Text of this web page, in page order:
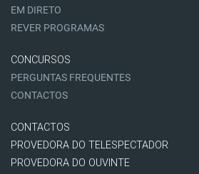
EM DIRETO
REVER PROGRAMAS
CONCURSOS
PERGUNTAS FREQUENTES
CONTACTOS
CONTACTOS
PROVEDORA DO TELESPECTADOR
PROVEDORA DO OUVINTE